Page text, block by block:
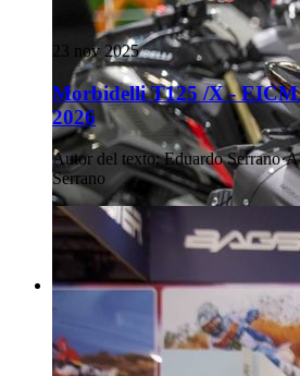
23 nov 2025
Morbidelli T125 /X -
2026
Autor del texto: Eduardo Serrano·
Serrano